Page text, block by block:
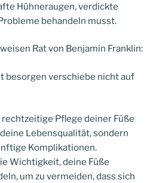
Hühneraugen, verdickte
behandeln musst.
Rat von Benjamin Franklin:
besorgen verschiebe nicht auf
Pflege deiner Füße
Lebensqualität, sondern
Komplikationen.
Wichtigkeit, deine Füße
um zu vermeiden, dass sich